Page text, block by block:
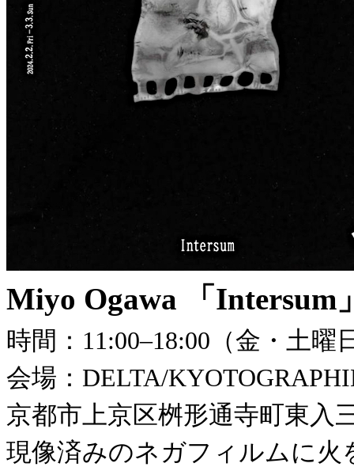
Miyo Ogawa 「Intersum
時間：11:00–18:00（金・土曜
会場：DELTA/
京都市上京区桝形通寺町東入
現像済みのネガフィルムに